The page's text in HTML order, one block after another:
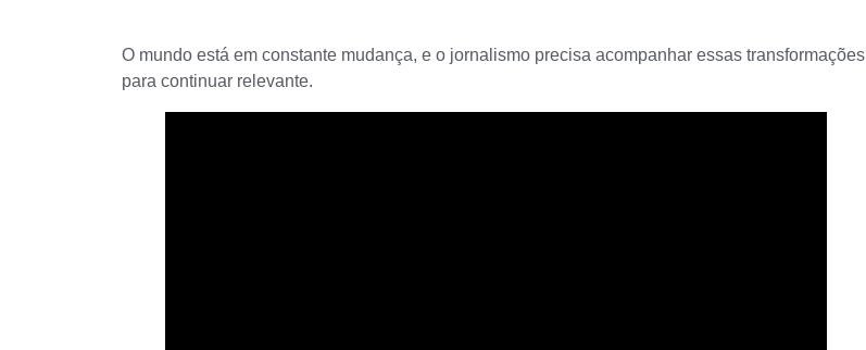
O mundo está em constante mudança, e o jornalismo precisa acompanhar essas transformações
para continuar relevante.